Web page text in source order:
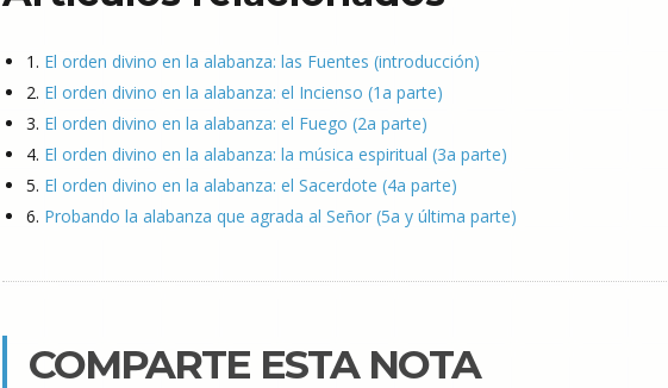
1. El orden divino en la alabanza: las Fuentes (introducción)
2. El orden divino en la alabanza: el Incienso (1a parte)
3. El orden divino en la alabanza: el Fuego (2a parte)
4. El orden divino en la alabanza: la música espiritual (3a parte)
5. El orden divino en la alabanza: el Sacerdote (4a parte)
6. Probando la alabanza que agrada al Señor (5a y última parte)
COMPARTE ESTA NOTA